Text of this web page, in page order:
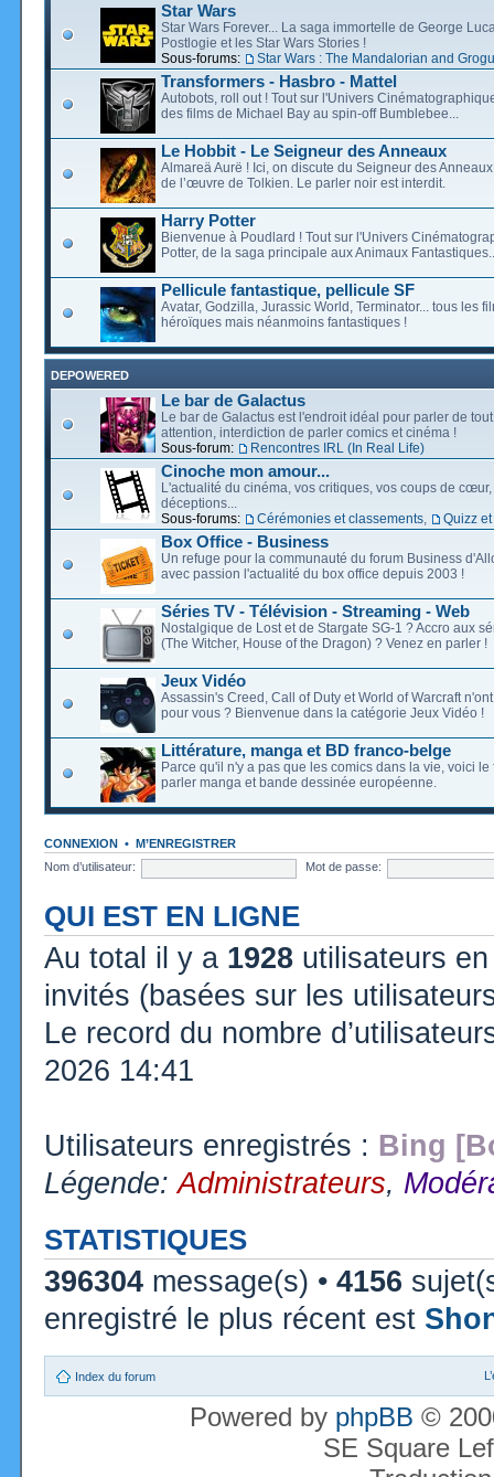
Star Wars
Star Wars Forever... La saga immortelle de George
Postlogie et les Star Wars Stories !
Sous-forums:
Star Wars : The Mandalorian and Grogu
Transformers - Hasbro - Mattel
Autobots, roll out ! Tout sur l'Univers
des films de Michael Bay au spin-off Bumblebee...
Le Hobbit - Le Seigneur des Anneaux
Almareä Aurë ! Ici, on discute du Seigneur des
de l’œuvre de Tolkien. Le parler noir est interdit.
Harry Potter
Bienvenue à Poudlard ! Tout sur l'Univers
Potter, de la saga principale aux Animaux
Pellicule fantastique, pellicule SF
Avatar, Godzilla, Jurassic World, Terminator... tous les
héroïques mais néanmoins fantastiques !
DEPOWERED
Le bar de Galactus
Le bar de Galactus est l'endroit idéal pour parler de
attention, interdiction de parler comics et cinéma !
Sous-forum:
Rencontres IRL (In Real Life)
Cinoche mon amour...
L'actualité du cinéma, vos critiques, vos coups de cœur,
déceptions...
Sous-forums:
Cérémonies et classements Quizz
Box Office - Business
Un refuge pour la communauté du forum Business
avec passion l'actualité du box office depuis 2003 !
Séries TV - Télévision - Streaming - Web
Nostalgique de Lost et de Stargate SG-1 ? Accro aux
(The Witcher, House of the Dragon) ? Venez en parler !
Jeux Vidéo
Assassin's Creed, Call of Duty et World of Warcraft
pour vous ? Bienvenue dans la catégorie Jeux Vidéo !
Littérature, manga et BD franco-belge
Parce qu'il n'y a pas que les comics dans la vie, voici le
parler manga et bande dessinée européenne.
CONNEXION • M’ENREGISTRER
Nom d’utilisateur:
Mot de passe:
QUI EST EN LIGNE
Au total il y a 1928 utilisateurs
invités (basées sur les
Le record du nombre
2026 14:41
Utilisateurs enregistrés : Bing
Légende:Administrateurs,
STATISTIQUES
396304 message(s) • 4156
enregistré le plus récent est
Index du forum
Powered by phpBB ©
SE Square